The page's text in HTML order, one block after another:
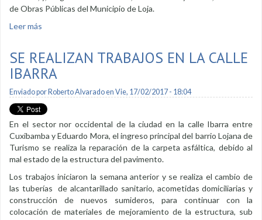
de Obras Públicas del Municipio de Loja.
Leer más
SE REALIZAN TRABAJOS EN LA CALLE
IBARRA
Enviado por Roberto Alvaradoen Vie, 17/02/2017 - 18:04
En el sector nor occidental de la ciudad en la calle Ibarra entre
Cuxibamba y Eduardo Mora, el ingreso principal del barrio Lojana de
Turismo se realiza la reparación de la carpeta asfáltica, debido al
mal estado de la estructura del pavimento.
Los trabajos iniciaron la semana anterior y se realiza el cambio de
las tuberías de alcantarillado sanitario, acometidas domiciliarias y
construcción de nuevos sumideros, para continuar con la
colocación de materiales de mejoramiento de la estructura, sub